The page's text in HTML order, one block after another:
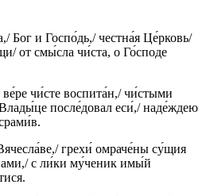
Бог и Госпо́дь,/ честна́я Це́рковь/
от смы́сла чи́ста, о Го́споде
чи́сте воспита́н,/ чи́стыми
после́довал еси́,/ наде́ждею
грехи́ омраче́ны су́щия
с ли́ки му́ченик имы́й